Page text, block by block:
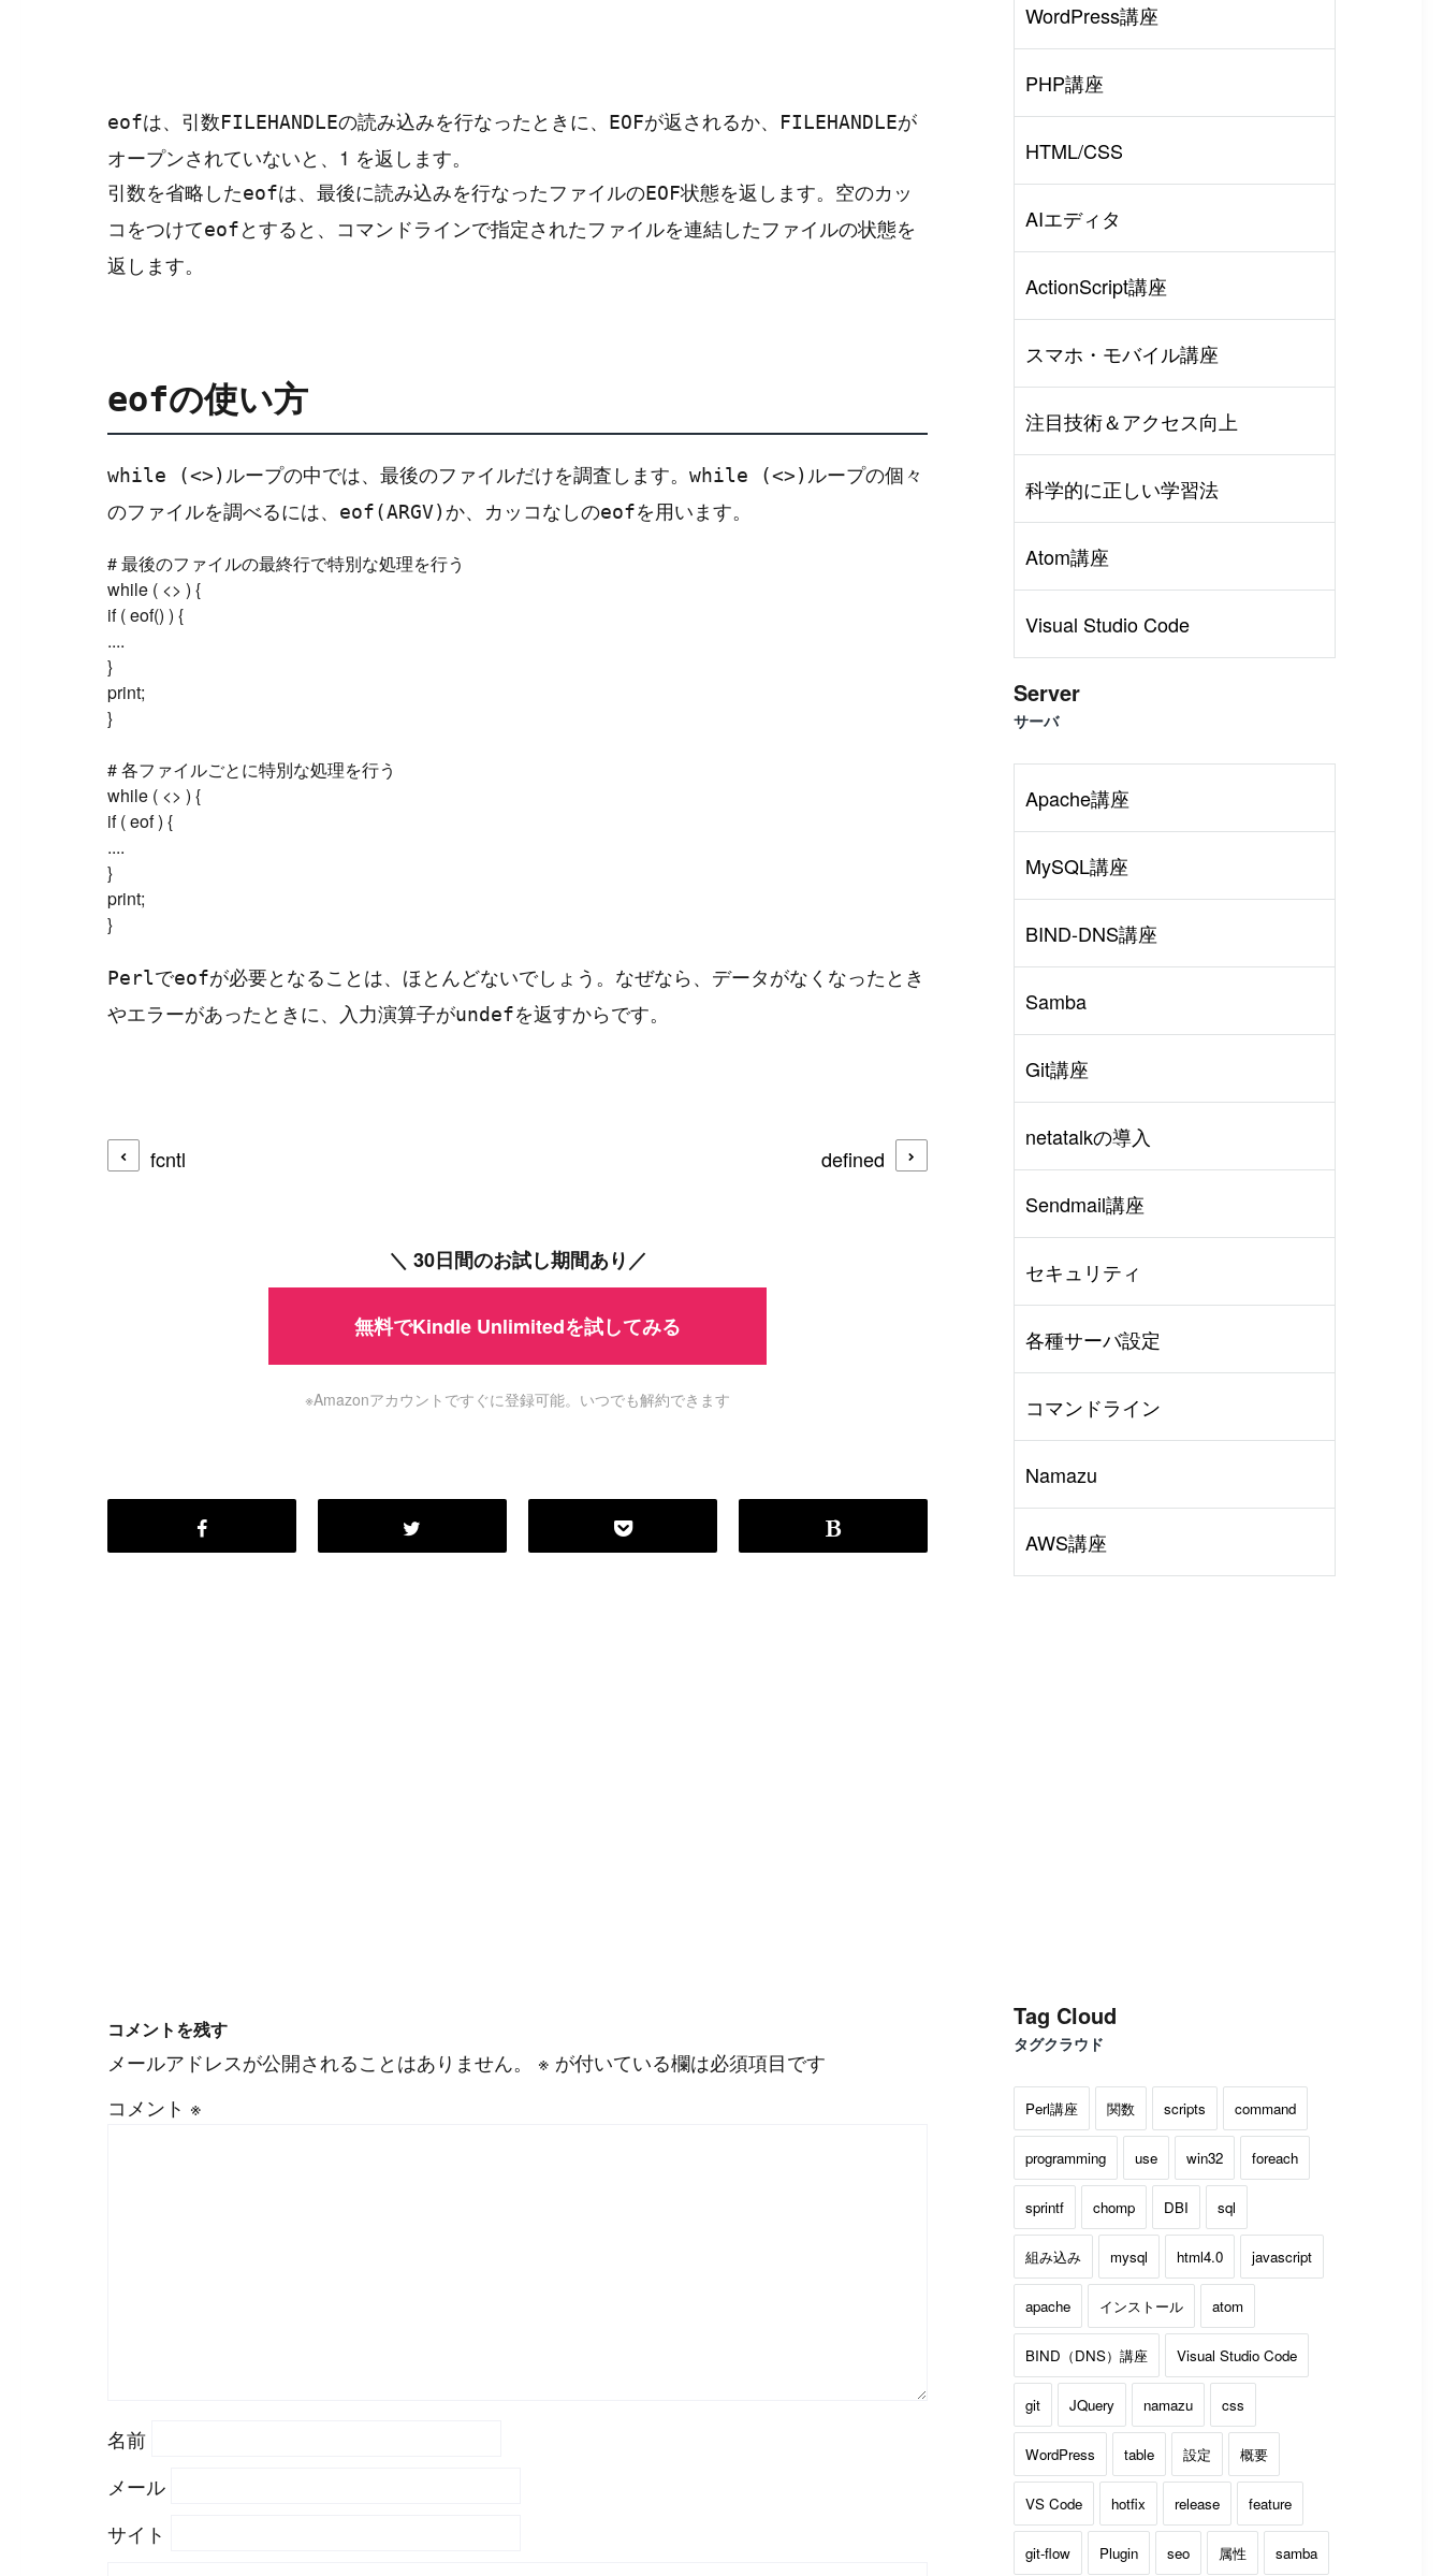
Programm #PHP #Atom
Command Line #BIND #Other
#Music
eofは、引数FILEHANDLEの読み込みを行なったときに、 EOFが返されるか、 FILEHANDLEが
オープンされていないと、1 を返します。
引数を省略したeofは、最後に読み込みを行なったファイルのEOF状態を返します。空のカッ
コをつけてeofとすると、コマンドラインで指定されたファイルを連結したファイルの状態を
返します。
eofの使い方
while (<>) ループの中では、最後のファイルだけを調査します。 while (<>) ループの個々
のファイルを調べるには、
eof(ARGV)か、カッコなしのeofを用います。
# 最後のファイルの最終行で特別な処理を行う
while ( <> ) {
if ( eof() ) {
....
}
print;
}
# 各ファイルごとに特別な処理を行う
while ( <> ) {
if ( eof ) {
....
}
print;
Perlでeofが必要となることは、ほとんどないでしょう。なぜなら、データがなくなったとき
やエラーがあったときに、入力演算子がundefを返すからです。
fcntl defined
＼ 30日間のお試し期間あり／
無料でKindle Unlimitedを試してみる
※Amazonアカウントですぐに登録可能。いつでも解約できます
コメントを残す
メールアドレスが公開されることはありません。 ※ が付いている欄は必須項目です
コメント ※
名前
メール
サイト
WordPress講座
PHP講座
HTML/CSS
AIエディタ
ActionScript講座
スマホ・モバイル講座
注目技術＆アクセス向上
科学的に正しい学習法
Atom講座
Visual Studio Code
Server
サーバ
Apache講座
MySQL講座
BIND-DNS講座
Samba
Git講座
netatalkの導入
Sendmail講座
セキュリティ
各種サーバ設定
コマンドライン
Namazu
AWS講座
Tag Cloud
タグクラウド
Perl講座 関数 scripts command
programming use win32 foreach
sprintf chomp DBI sql
組み込み mysql html4.0 javascript
apache インストール atom
BIND（DNS）講座 Visual Studio Code
git JQuery namazu css
WordPress table 設定 概要
VS Code hotfix release feature
git-flow Plugin seo 属性 samba